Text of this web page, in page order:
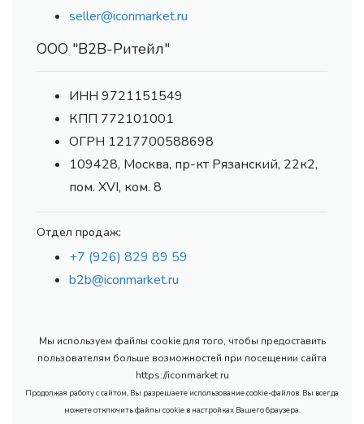
seller@iconmarket.ru
ООО "В2В-Ритейл"
ИНН 9721151549
КПП 772101001
ОГРН 1217700588698
109428, Москва, пр-кт Рязанский, 22к2,
пом. XVI, ком. 8
Отдел продаж:
+7 (926) 829 89 59
b2b@iconmarket.ru
Мы используем файлы cookie для того, чтобы предоставить
пользователям больше возможностей при посещении сайта
https://iconmarket.ru
Продолжая работу с сайтом, Вы разрешаете использование cookie-файлов. Вы всегда
можете отключить файлы cookie в настройках Вашего браузера.